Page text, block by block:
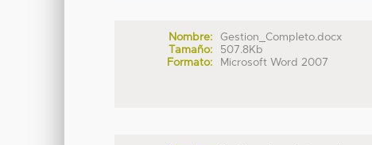
Nombre:
Gestion_Completo.docx
Tamaño:
507.8Kb
Formato:
Microsoft Word 2007